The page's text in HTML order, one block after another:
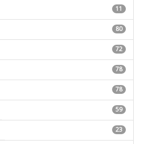
11
80
72
78
78
59
23